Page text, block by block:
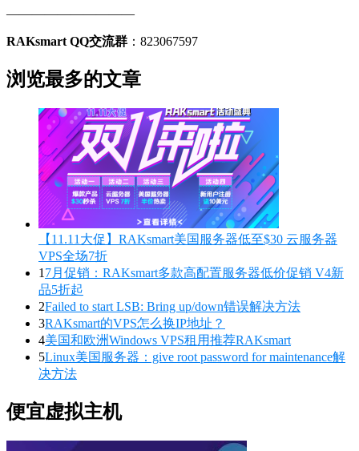
——————————
RAKsmart QQ交流群 ：823067597
浏览最多的文章
【11.11大促】RAKsmart美国服务器低至$30 云服务器
VPS全场7折
1 7月促销：RAKsmart多款高配置服务器低价促销 V4新
品5折起
2Failed to start LSB: Bring up/down错误解决方法
3RAKsmart的VPS怎么换IP地址？
4美国和欧洲Windows VPS租用推荐RAKsmart
5Linux美国服务器：give root password for maintenance解
决方法
便宜虚拟主机